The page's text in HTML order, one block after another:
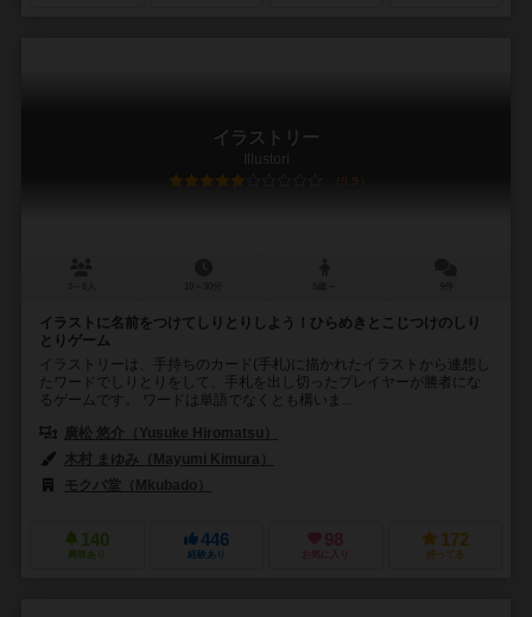
イラストリー
Illustori
5.9
イラストに名前をつけてしりとりしよう！ひらめきとこじつけのしり
とりゲーム
イラストリーは、手持ちのカード(手札)に描かれたイラストから連想し
たワードでしりとりをして、手札を出し切ったプレイヤーが勝者にな
るゲームです。 ワードは単語でなくとも構いま...
廣松 悠介（Yusuke Hiromatsu）
木村 まゆみ（Mayumi Kimura）
モクバ堂（Mkubado）
140
興味あり
446
経験あり
98
お気に入り
172
持ってる